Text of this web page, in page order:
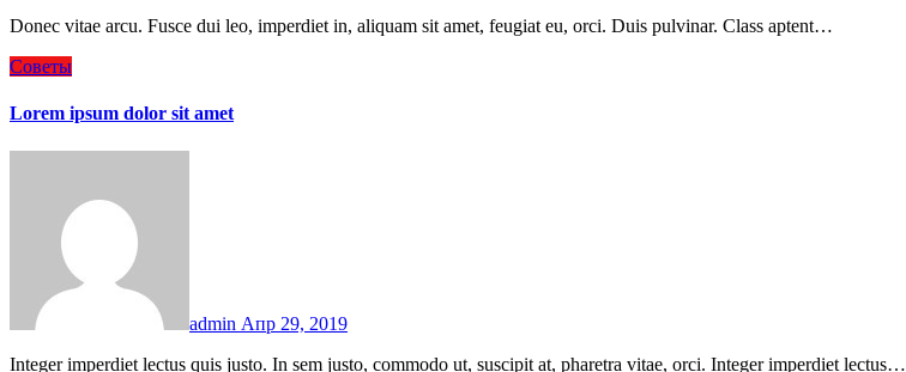
Donec vitae arcu. Fusce dui leo, imperdiet in, aliquam sit amet, feugiat eu, orci. Duis pulvinar. Class aptent…
Советы
Lorem ipsum dolor sit amet
admin Апр 29, 2019
Integer imperdiet lectus quis justo. In sem justo, commodo ut, suscipit at, pharetra vitae, orci. Integer imperdiet lectus…